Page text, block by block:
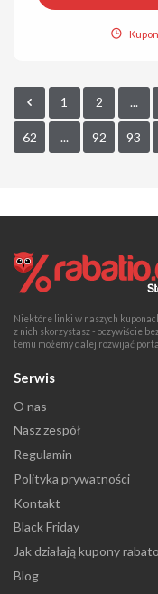
1 2 ...
62 ... 92 93
Niektóre linki w naszych
z nich skorzystasz - oczywiście
temu możemy dalej rozwijać
Serwis
O nas
Nasz zespół
Regulamin
Polityka prywatności
Kontakt
Black Friday
Jak działają kupony
Blog